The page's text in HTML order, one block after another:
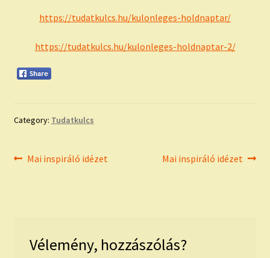
https://tudatkulcs.hu/kulonleges-holdnaptar/
https://tudatkulcs.hu/kulonleges-holdnaptar-2/
Category: Tudatkulcs
Bejegyzés
Previous
Mai inspiráló idézet
Next
Mai inspiráló idézet
Vélemény, hozzászólás?